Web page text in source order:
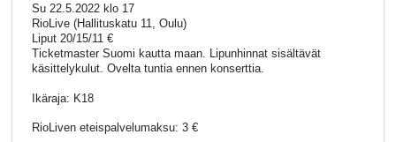
Su 22.5.2022 klo 17
RioLive (Hallituskatu 11, Oulu)
Liput 20/15/11 €
Ticketmaster Suomi kautta maan. Lipunhinnat sisältävät
käsittelykulut. Ovelta tuntia ennen konserttia.
Ikäraja: K18
RioLiven eteispalvelumaksu: 3 €